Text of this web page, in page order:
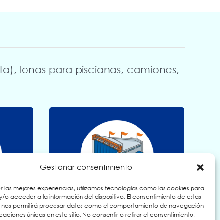
Gestionar consentimiento
las mejores experiencias, utilizamos tecnologías como las cookies para
o acceder a la información del dispositivo. El consentimiento de estas
permitirá procesar datos como el comportamiento de navegación
únicas en este sitio. No consentir o retirar el consentimiento,
lonas para piscianas, camiones,
INDUSTRIALES
Si quieres saber más
Más información